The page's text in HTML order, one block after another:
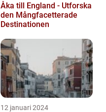
Åka till England - Utforska
den Mångfacetterade
Destinationen
12 januari 2024